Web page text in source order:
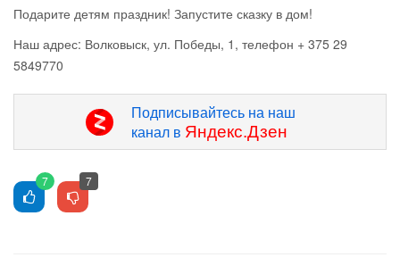
Подарите детям праздник! Запустите сказку в дом!
Наш адрес: Волковыск, ул. Победы, 1, телефон + 375 29
5849770
Подписывайтесь на наш
канал в Яндекс.Дзен
7 7